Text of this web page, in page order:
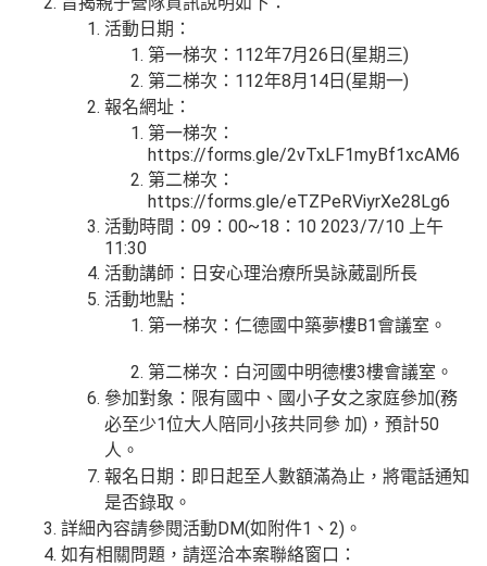
活動日期：
第一梯次：112年7月26日(星期三)
第二梯次：112年8月14日(星期一)
報名網址：
第一梯次：
https://forms.gle/2vTxLF1myBf1xcAM6
第二梯次：
https://forms.gle/eTZPeRViyrXe28Lg6
活動時間：09：00~18：10 2023/7/10 上午
11:30
活動講師：日安心理治療所吳詠葳副所長
活動地點：
第一梯次：仁德國中築夢樓B1會議室。
第二梯次：白河國中明德樓3樓會議室。
參加對象：限有國中、國小子女之家庭參加(務
必至少1位大人陪同小孩共同參 加)，預計50
人。
報名日期：即日起至人數額滿為止，將電話通知
是否錄取。
詳細內容請參閱活動DM(如附件1、2)。
如有相關問題，請逕洽本案聯絡窗口：